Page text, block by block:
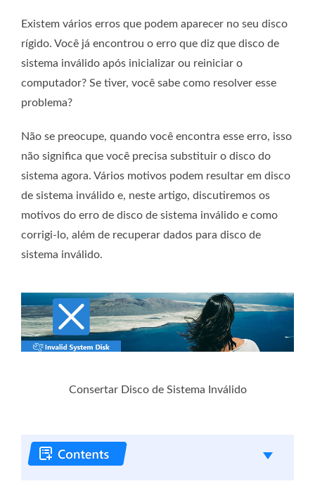
Existem vários erros que podem aparecer no seu disco
rígido. Você já encontrou o erro que diz que disco de
sistema inválido após inicializar ou reiniciar o
computador? Se tiver, você sabe como resolver esse
problema?
Não se preocupe, quando você encontra esse erro, isso
não significa que você precisa substituir o disco do
sistema agora. Vários motivos podem resultar em disco
de sistema inválido e, neste artigo, discutiremos os
motivos do erro de disco de sistema inválido e como
corrigi-lo, além de recuperar dados para disco de
sistema inválido.
Consertar Disco de Sistema Inválido